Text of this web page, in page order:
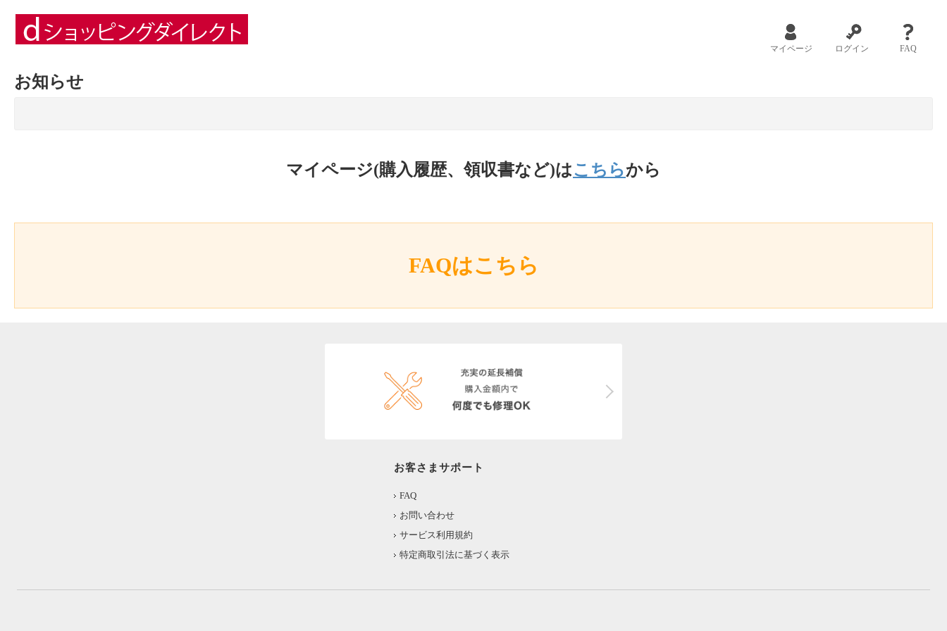
マイページ ログイン FAQ
お知らせ
マイページ(購入履歴、領収書など)はこちらから
FAQはこちら
お客さまサポート
FAQ
お問い合わせ
サービス利用規約
特定商取引法に基づく表示